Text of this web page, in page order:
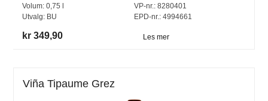
Volum:0,75
Utvalg: BU
VP-nr.:8280401
EPD-nr.: 4994661
kr 349,90 Les mer
Viña Tipaume Grez